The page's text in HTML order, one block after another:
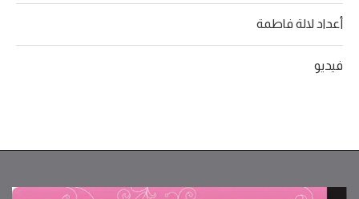
أعداد لالة فاطمة
فيديو